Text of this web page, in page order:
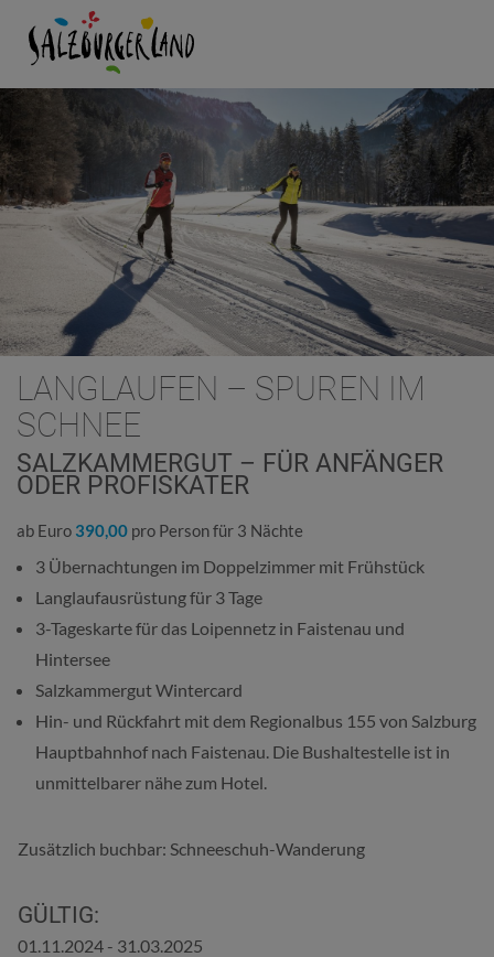
LANGLAUFEN – SPUREN IM
SCHNEE
SALZKAMMERGUT – FÜR ANFÄNGER
ODER PROFISKATER
ab Euro 390,00 pro Person für 3 Nächte
3 Übernachtungen im Doppelzimmer mit Frühstück
Langlaufausrüstung für 3 Tage
3-Tageskarte für das Loipennetz in Faistenau und
Hintersee
Salzkammergut Wintercard
Hin- und Rückfahrt mit dem Regionalbus 155 von Salzburg
Hauptbahnhof nach Faistenau. Die Bushaltestelle ist in
unmittelbarer nähe zum Hotel.
Zusätzlich buchbar: Schneeschuh-Wanderung
GÜLTIG:
01.11.2024 - 31.03.2025